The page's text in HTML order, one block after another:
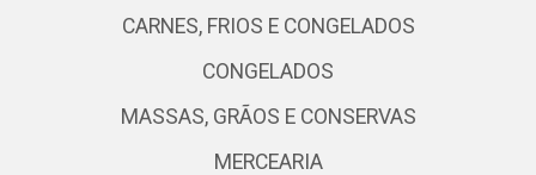
CARNES, FRIOS E CONGELADOS
CONGELADOS
MASSAS, GRÃOS E CONSERVAS
MERCEARIA